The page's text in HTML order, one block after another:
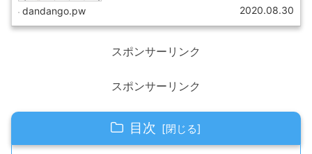
dandango.pw 2020.08.30
スポンサーリンク
スポンサーリンク
目次